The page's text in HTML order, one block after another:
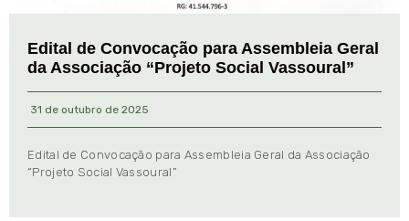
Edital de Convocação para Assembleia Geral
da Associação “Projeto Social Vassoural”
31 de outubro de 2025
Edital de Convocação para Assembleia Geral da Associação
“Projeto Social Vassoural”